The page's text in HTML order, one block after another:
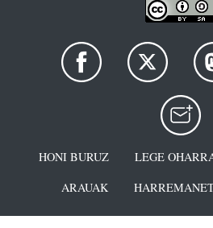
HONI BURUZ LEGE
ARAUAK